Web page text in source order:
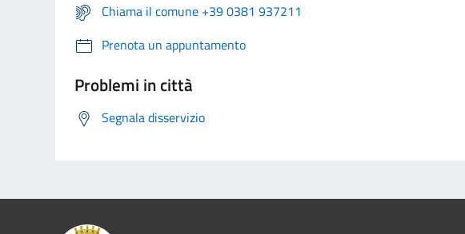
Chiama il comune +39 0381 937211
Prenota un appuntamento
Problemi in città
Segnala disservizio